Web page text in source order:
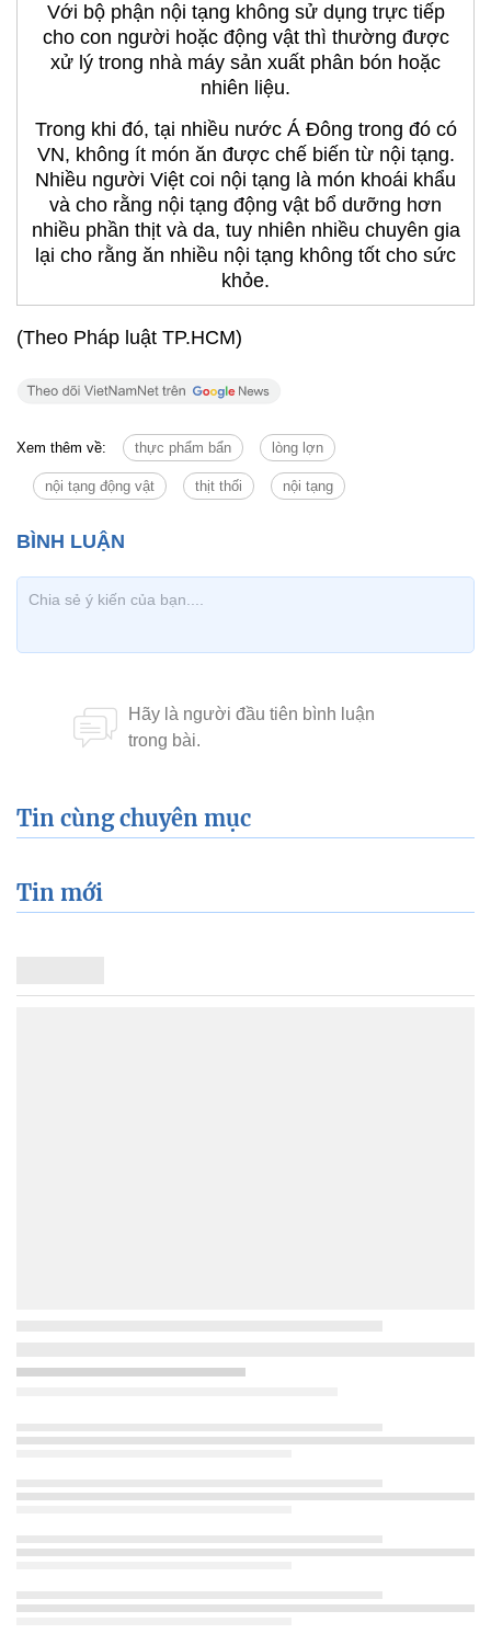
Với bộ phận nội tạng không sử dụng trực tiếp
cho con người hoặc động vật thì thường được
xử lý trong nhà máy sản xuất phân bón hoặc
nhiên liệu.
Trong khi đó, tại nhiều nước Á Đông trong đó có
VN, không ít món ăn được chế biến từ nội tạng.
Nhiều người Việt coi nội tạng là món khoái khẩu
và cho rằng nội tạng động vật bổ dưỡng hơn
nhiều phần thịt và da, tuy nhiên nhiều chuyên gia
lại cho rằng ăn nhiều nội tạng không tốt cho sức
khỏe.
(Theo Pháp luật TP.HCM)
Xem thêm về: thực phẩm bẩn lòng lợn
nội tạng động vật thịt thối nội tạng
Tin cùng chuyên mục
Tin mới